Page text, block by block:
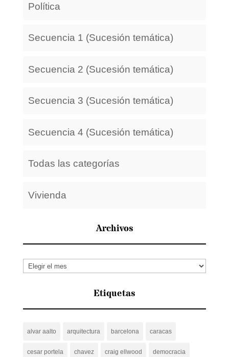
Política
Secuencia 1 (Sucesión temática)
Secuencia 2 (Sucesión temática)
Secuencia 3 (Sucesión temática)
Secuencia 4 (Sucesión temática)
Todas las categorías
Vivienda
Archivos
Archivos
Etiquetas
alvar aalto arquitectura barcelona caracas
cesar portela chavez craig ellwood democracia